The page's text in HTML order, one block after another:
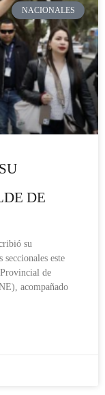
NACIONALES
DE
su
seccionales este
de
acompañado